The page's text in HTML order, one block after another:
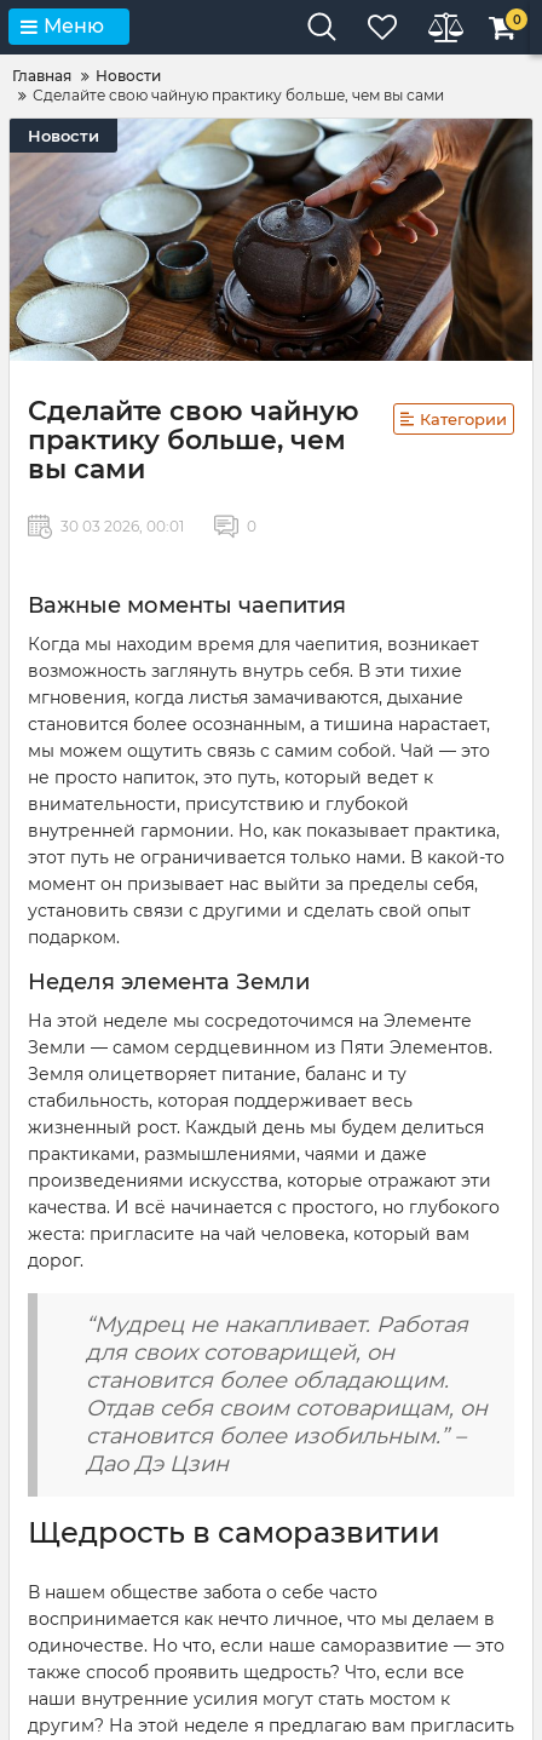
Меню 0
Главная
Новости
Сделайте свою чайную практику больше, чем вы сами
Новости
Сделайте свою чайную
практику больше, чем
вы сами
Категории
30 03 2026, 00:01 0
Важные моменты чаепития
Когда мы находим время для чаепития, возникает
возможность заглянуть внутрь себя. В эти тихие
мгновения, когда листья замачиваются, дыхание
становится более осознанным, а тишина нарастает,
мы можем ощутить связь с самим собой. Чай — это
не просто напиток, это путь, который ведет к
внимательности, присутствию и глубокой
внутренней гармонии. Но, как показывает практика,
этот путь не ограничивается только нами. В какой-то
момент он призывает нас выйти за пределы себя,
установить связи с другими и сделать свой опыт
подарком.
Неделя элемента Земли
На этой неделе мы сосредоточимся на Элементе
Земли — самом сердцевинном из Пяти Элементов.
Земля олицетворяет питание, баланс и ту
стабильность, которая поддерживает весь
жизненный рост. Каждый день мы будем делиться
практиками, размышлениями, чаями и даже
произведениями искусства, которые отражают эти
качества. И всё начинается с простого, но глубокого
жеста: пригласите на чай человека, который вам
дорог.
“Мудрец не накапливает. Работая
для своих сотоварищей, он
становится более обладающим.
Отдав себя своим сотоварищам, он
становится более изобильным.” –
Дао Дэ Цзин
Щедрость в саморазвитии
В нашем обществе забота о себе часто
воспринимается как нечто личное, что мы делаем в
одиночестве. Но что, если наше саморазвитие — это
также способ проявить щедрость? Что, если все
наши внутренние усилия могут стать мостом к
другим? На этой неделе я предлагаю вам пригласить